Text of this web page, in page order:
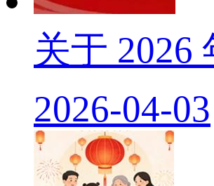
关于
2026-04-03